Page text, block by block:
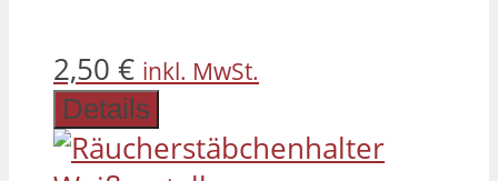
2,50 € inkl. MwSt.
Details